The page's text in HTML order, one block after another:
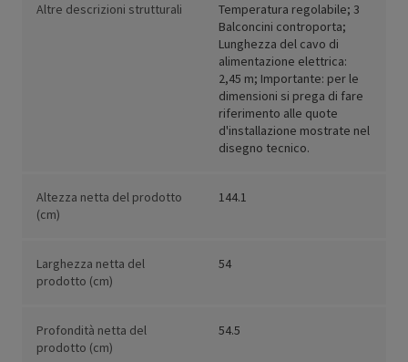
Altre descrizioni strutturali
Temperatura regolabile; 3
Balconcini controporta;
Lunghezza del cavo di
alimentazione elettrica:
2,45 m; Importante: per le
dimensioni si prega di fare
riferimento alle quote
d'installazione mostrate nel
disegno tecnico.
Altezza netta del prodotto
(cm)
144.1
Larghezza netta del
prodotto (cm)
54
Profondità netta del
prodotto (cm)
54.5